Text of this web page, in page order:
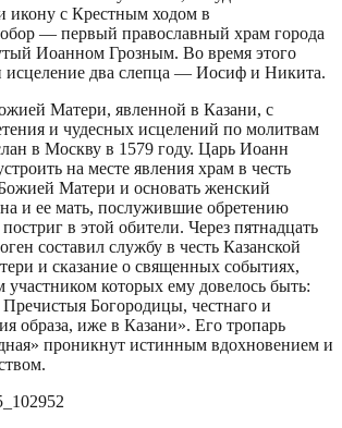
икону с Крестным ходом в
— первый православный храм города
Иоанном Грозным. Во время этого
исцеление два слепца — Иосиф и Никита.
Матери, явленной в Казани, с
и чудесных исцелений по молитвам
в Москву в 1579 году. Царь Иоанн
на месте явления храм в честь
Матери и основать женский
и ее мать, послужившие обретению
в этой обители. Через пятнадцать
составил службу в честь Казанской
и сказание о священных событиях,
участником которых ему довелось быть:
Пречистыя Богородицы, честнаго и
образа, иже в Казани». Его тропарь
проникнут истинным вдохновением и